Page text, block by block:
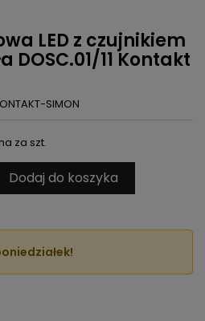
LED z czujnikiem
DOSC.01/11 Kontakt
SIMON
za szt.
Dodaj do koszyka